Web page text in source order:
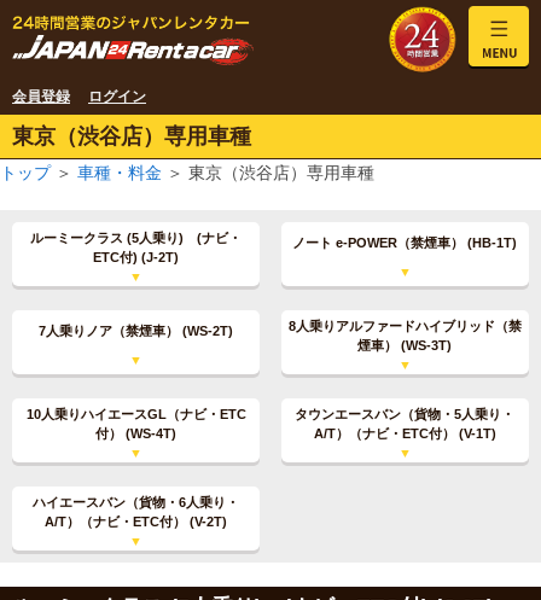
会員登録 ログイン
東京（渋谷店）専用車種
トップ＞ 車種・料金 ＞ 東京（渋谷店）専用車種
ルーミークラス (5人乗り) (ナビ・
ETC付) (J-2T)
ノート e-POWER（禁煙車） (HB-1T)
7人乗りノア（禁煙車） (WS-2T)
8人乗りアルファードハイブリッド（禁
煙車） (WS-3T)
10人乗りハイエースGL（ナビ・ETC
付） (WS-4T)
タウンエースバン（貨物・5人乗り・
A/T）（ナビ・ETC付） (V-1T)
ハイエースバン（貨物・6人乗り・
A/T）（ナビ・ETC付） (V-2T)